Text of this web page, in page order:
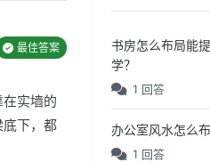
最佳答案
实墙的
下，都
书房怎么布局能
学？
1 回答
办公室风水怎么
1 回答